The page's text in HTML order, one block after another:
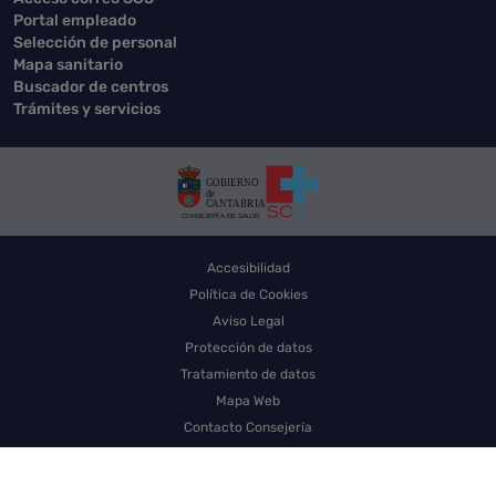
Portal empleado
Selección de personal
Mapa sanitario
Buscador de centros
Trámites y servicios
Accesibilidad
Política de Cookies
Aviso Legal
Protección de datos
Tratamiento de datos
Mapa Web
Contacto Consejería